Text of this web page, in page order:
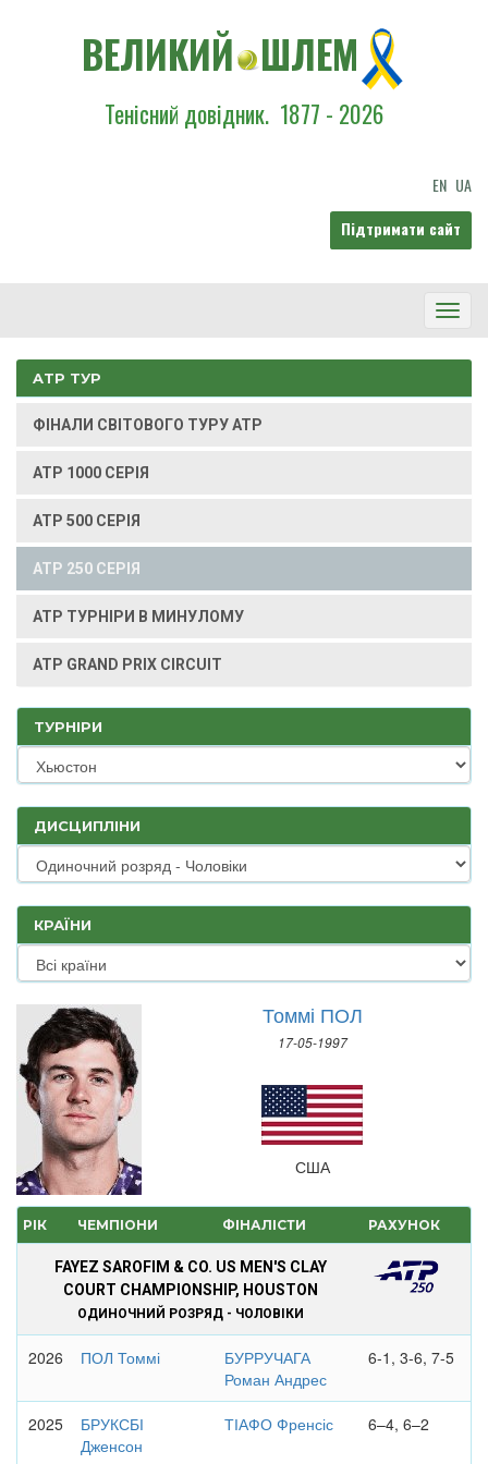
ВЕЛИКИЙ ШЛЕМ
Тенісний довідник. 1877 - 2026
EN UA
Підтримати сайт
ATP ТУР
ФІНАЛИ СВІТОВОГО ТУРУ ATP
ATP 1000 СЕРІЯ
ATP 500 СЕРІЯ
ATP 250 СЕРІЯ
ATP ТУРНІРИ В МИНУЛОМУ
ATP GRAND PRIX CIRCUIT
ТУРНІРИ
ДИСЦИПЛІНИ
КРАЇНИ
Томмі ПОЛ
17-05-1997
США
РІК ЧЕМПІОНИ ФІНАЛІСТИ РАХУНОК
FAYEZ SAROFIM & CO. US MEN'S CLAY
COURT CHAMPIONSHIP, HOUSTON
ОДИНОЧНИЙ РОЗРЯД - ЧОЛОВІКИ
2026 ПОЛ Томмі
БУРРУЧАГА
Роман Андрес
6-1, 3-6, 7-5
2025
БРУКСБІ
Дженсон
ТІАФО Френсіс 6–4, 6–2